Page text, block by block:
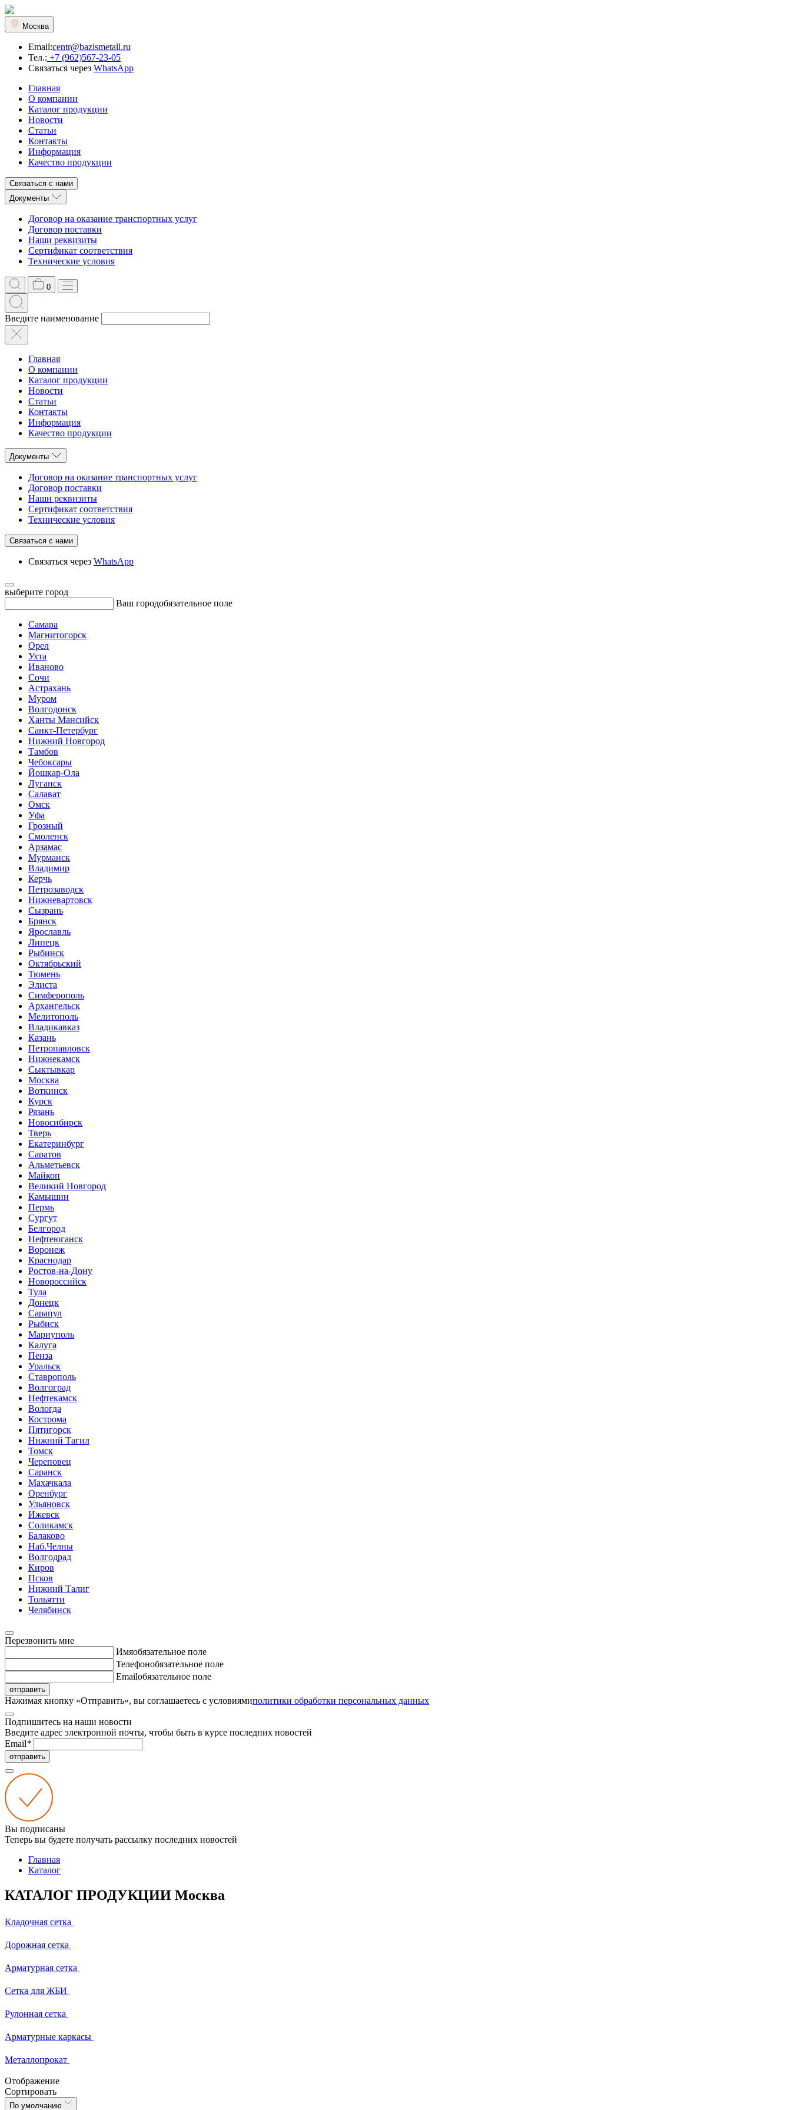
Москва
Email:centr@bazismetall.ru
Тел.: +7 (962)567-23-05
Связаться через WhatsApp
Главная
О компании
Каталог продукции
Новости
Статьи
Контакты
Информация
Качество продукции
Связаться с нами
Документы
Договор на оказание транспортных услуг
Договор поставки
Наши реквизиты
Сертификат соответствия
Технические условия
0
Введите наименование
Главная
О компании
Каталог продукции
Новости
Статьи
Контакты
Информация
Качество продукции
Документы
Договор на оказание транспортных услуг
Договор поставки
Наши реквизиты
Сертификат соответствия
Технические условия
Связаться с нами
Связаться через WhatsApp
выберите город
Ваш городобязательное поле
Самара
Магнитогорск
Орел
Ухта
Иваново
Сочи
Астрахань
Муром
Волгодонск
Ханты Мансийск
Санкт-Петербург
Нижний Новгород
Тамбов
Чебоксары
Йошкар-Ола
Луганск
Салават
Омск
Уфа
Грозный
Смоленск
Арзамас
Мурманск
Владимир
Керчь
Петрозаводск
Нижневартовск
Сызрань
Брянск
Ярославль
Липецк
Рыбинск
Октябрьский
Тюмень
Элиста
Симферополь
Архангельск
Мелитополь
Владикавказ
Казань
Петропавловск
Нижнекамск
Сыктывкар
Москва
Воткинск
Курск
Рязань
Новосибирск
Тверь
Екатеринбург
Саратов
Альметьевск
Майкоп
Великий Новгород
Камышин
Пермь
Сургут
Белгород
Нефтеюганск
Воронеж
Краснодар
Ростов-на-Дону
Новороссийск
Тула
Донецк
Сарапул
Рыбиск
Мариуполь
Калуга
Пенза
Уральск
Ставрополь
Волгоград
Нефтекамск
Вологда
Кострома
Пятигорск
Нижний Тагил
Томск
Череповец
Саранск
Махачкала
Оренбург
Ульяновск
Ижевск
Соликамск
Балаково
Наб.Челны
Волгодрад
Киров
Псков
Нижний Талиг
Тольятти
Челябинск
Перезвонить мне
Имяобязательное поле
Телефонобязательное поле
Emailобязательное поле
отправить
Нажимая кнопку «Отправить», вы соглашаетесь с условиямиполитики обработки персональных данных
Подпишитесь на наши новости
Введите адрес электронной почты, чтобы быть в курсе последних новостей
Email*
отправить
Вы подписаны
Теперь вы будете получать рассылку последних новостей
Главная
Каталог
КАТАЛОГ ПРОДУКЦИИ Москва
Кладочная сетка
Дорожная сетка
Арматурная сетка
Сетка для ЖБИ
Рулонная сетка
Арматурные каркасы
Металлопрокат
Отображение
Сортировать
По умолчанию